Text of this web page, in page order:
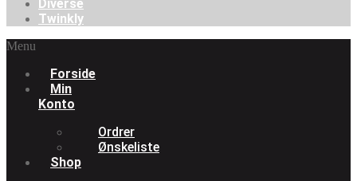
Diverse
Twinkly
Menu
Forside
Min
Konto
Ordrer
Ønskeliste
Shop